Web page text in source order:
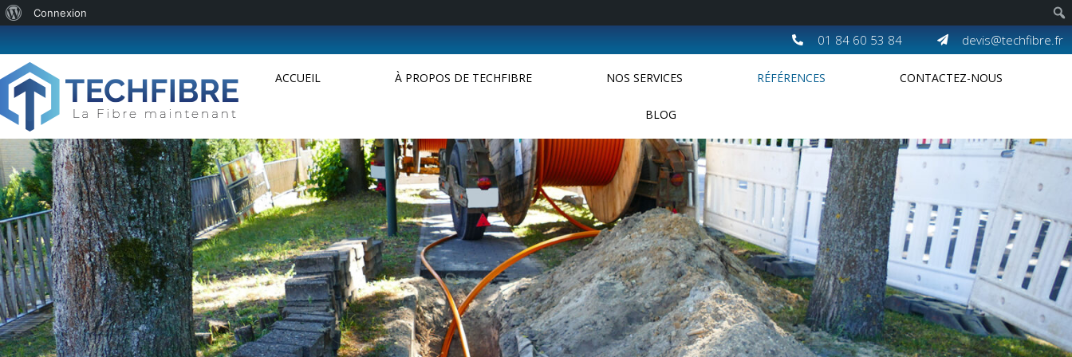
Connexion
01 84 60 53 84 devis@techfibre.fr
ACCUEIL À PROPOS DE TECHFIBRE NOS SERVICES RÉFÉRENCES CONTACTEZ-NOUS
BLOG